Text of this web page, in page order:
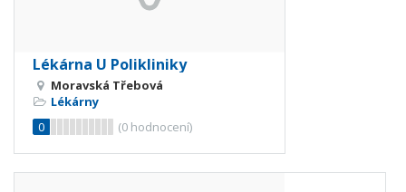
Lékárna U Polikliniky
Moravská Třebová
Lékárny
0
(0 hodnocení)